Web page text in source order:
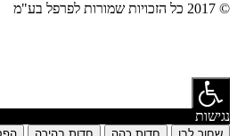
© 2017 כל הזכויות שמורות לפרפל בע"מ
נגישות